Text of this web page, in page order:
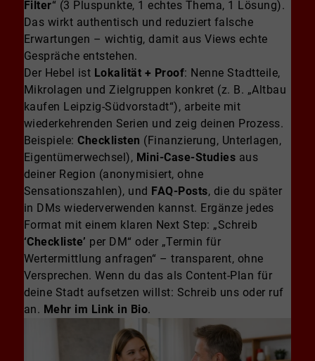
Filter“ (3 Pluspunkte, 1 echtes Thema, 1 Lösung).
Das wirkt authentisch und reduziert falsche
Erwartungen – wichtig, damit aus Views echte
Gespräche entstehen.
Der Hebel ist Lokalität + Proof: Nenne Stadtteile,
Mikrolagen und Zielgruppen konkret (z. B. „Altbau
kaufen Leipzig-Südvorstadt“), arbeite mit
wiederkehrenden Serien und zeig deinen Prozess.
Beispiele:Checklisten (Finanzierung, Unterlagen,
Eigentümerwechsel), Mini-Case-Studies aus
deiner Region (anonymisiert, ohne
Sensationszahlen), und FAQ-Posts, die du später
in DMs wiederverwenden kannst. Ergänze jedes
Format mit einem klaren Next Step: „Schreib
‘Checkliste’ per DM“ oder „Termin für
Wertermittlung anfragen“ – transparent, ohne
Versprechen. Wenn du das als Content-Plan für
deine Stadt aufsetzen willst: Schreib uns oder ruf
an. Mehr im Link in Bio.